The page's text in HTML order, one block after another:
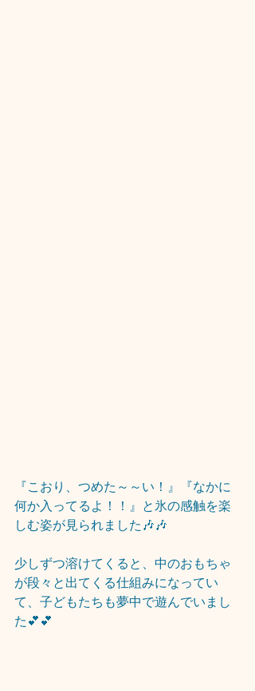
『こおり、つめた～～い！』『なかに
何か入ってるよ！！』と氷の感触を楽
しむ姿が見られました🎶🎶
少しずつ溶けてくると、中のおもちゃ
が段々と出てくる仕組みになってい
て、子どもたちも夢中で遊んでいまし
た💕💕